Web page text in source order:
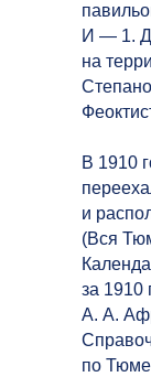
И — 1.
на
В 1910
и
(Вся
за 1910
А. А.
по